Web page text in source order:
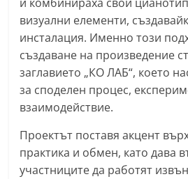
z
a
n
a
k
-
b
g
визуални елементи,
инсталация. Именно този
създаване на произведение
заглавието „КО ЛАБ“, което
за споделен процес,
взаимодействие.
Проектът поставя акцент
практика и обмен, като дава
участниците да работят